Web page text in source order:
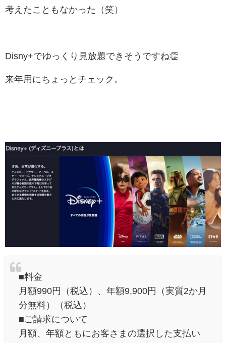
考えたこともなかった（笑）
Disny+でゆっくり見放題できそうですね👏
来年用にちょっとチェック。
■料金
月額990円（税込）、年額9,900円（実質2か月
分無料）（税込）
■ご請求について
月額、年額ともにお客さまの選択した支払い